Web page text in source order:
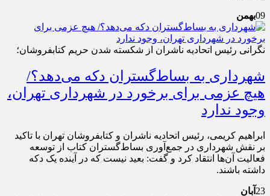
09بهمن
نگرانی رئیس اتحادیه ناشران از شکسته شدن حریم کتابفروشان؛
شهرداری به بساط‌گستران دکه می‌دهد؟/
هیچ عزمی برای برخورد در شهرداری تهران،
وجود ندارد
ابراهیم کریمی، رئیس اتحادیه ناشران و کتابفروشان تهران با تاکید
بر نقش شهرداری در جمع‌آوری بساط‌گستران کتاب از توسعه
فعالیت آن‌ها انتقاد کرد و گفت: بعید نیست که در آینده یک دکه
داشته باشند.
23 آبان